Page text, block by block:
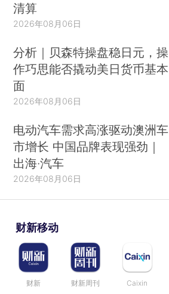
清算
2026年08月06日
分析｜贝森特操盘稳日元，操
作巧思能否撬动美日货币基本
面
2026年08月06日
电动汽车需求高涨驱动澳洲车
市增长 中国品牌表现强劲｜
出海·汽车
2026年08月06日
财新移动
财新 财新周刊 Caixin